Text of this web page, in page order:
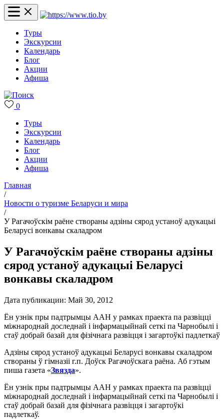
Туры
Экскурсии
Календарь
Блог
Акции
Афиша
0
Туры
Экскурсии
Календарь
Блог
Акции
Афиша
Главная
/
Новости о туризме Беларуси и мира
/
У Рагачоўскім раёне створаны адзіны сярод устаноў адукацыі
Беларусі вонкавы скаладром
У Рагачоўскім раёне створаны адзіны
сярод устаноў адукацыі Беларусі
вонкавы скаладром
Дата публикации: Май 30, 2012
Ён узнік пры падтрымцы ААН у рамках праекта па развіцці
міжнароднай доследнай і інфармацыйнай сеткі па Чарнобылі і
стаў добрай базай для фізічнага развіцця і загартоўкі падлеткаў
Адзіны сярод устаноў адукацыі Беларусі вонкавы скаладром
створаны ў гімназіі г.п. Доўск Рагачоўскага раёна. Аб гэтым
пиша газета «Звязда».
Ён узнік пры падтрымцы ААН у рамках праекта па развіцці
міжнароднай доследнай і інфармацыйнай сеткі па Чарнобылі і
стаў добрай базай для фізічнага развіцця і загартоўкі
падлеткаў.